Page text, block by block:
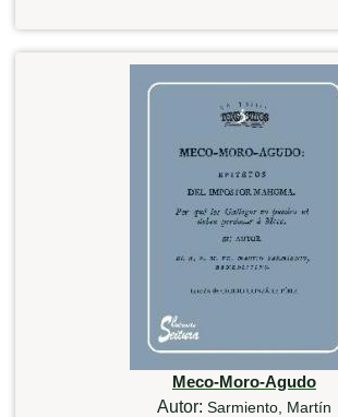
Meco-Moro-Agudo
Autor: Sarmiento, Martín